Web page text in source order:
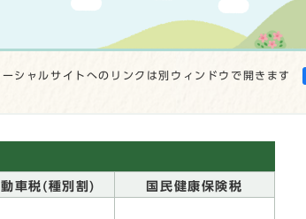
ーシャルサイトへのリンクは別ウィンドウで開きます
車税(種別割) 国民健康保険税